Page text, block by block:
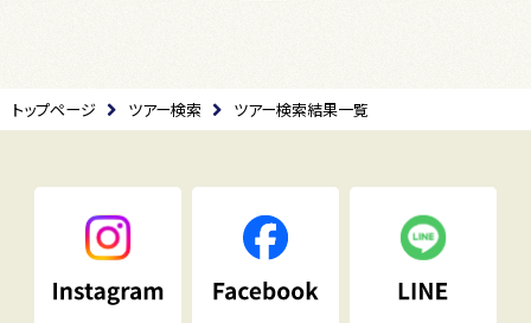
トップページ ツアー検索 ツアー検索結果一覧